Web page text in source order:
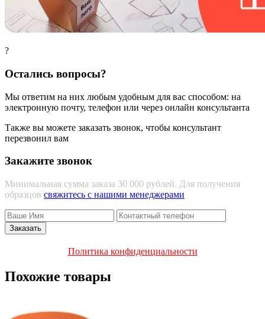
?
Остались вопросы?
Мы ответим на них любым удобным для вас способом: на
электронную почту, телефон или через онлайн консультанта
Также вы можете заказать звонок, чтобы консультант
перезвонил вам
Закажите звонок
Минимальная сумма заказа 30 000 рублей. Для получения
образцов свяжитесь с нашими менеджерами
Политика конфиденциальности
Похожие товары